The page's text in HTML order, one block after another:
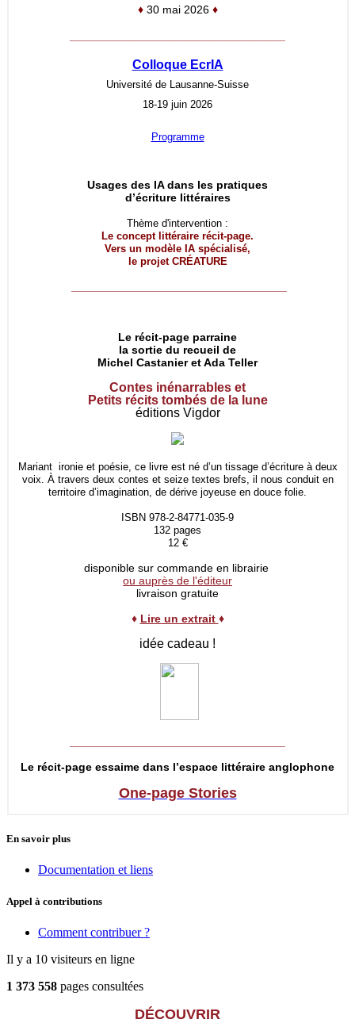
♦ 30 mai 2026 ♦
Colloque EcrIA
Université de Lausanne-Suisse
18-19 juin 2026
Programme
Usages des IA dans les pratiques
d’écriture littéraires
Thème d'intervention :
Le concept littéraire récit-page.
Vers un modèle IA spécialisé,
le projet CRÉATURE
Le récit-page parraine
la sortie du recueil de
Michel Castanier et Ada Teller
Contes inénarrables et
Petits récits tombés de la lune
éditions Vigdor
Mariant ironie et poésie, ce livre est né d’un tissage d’écriture à deux
voix. À travers deux contes et seize textes brefs, il nous conduit en
territoire d’imagination, de dérive joyeuse en douce folie.
ISBN 978-2-84771-035-9
132 pages
12 €
disponible sur commande en librairie
ou auprès de l'éditeur
livraison gratuite
♦ Lire un extrait ♦
idée cadeau !
Le récit-page essaime dans l’espace littéraire anglophone
One-page Stories
En savoir plus
Documentation et liens
Appel à contributions
Comment contribuer ?
Il y a 10 visiteurs en ligne
1 373 558 pages consultées
DÉCOUVRIR